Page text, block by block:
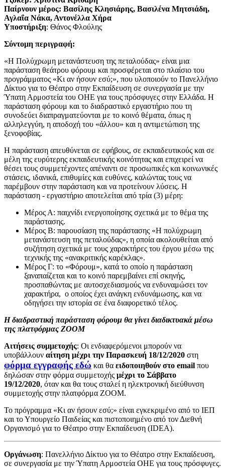
Παίρνουν μέρος: Βασίλης Κλησιάρης, Βασιλένα Μητσιάδη,
Αγλαΐα Νάκα, Αντονέλλα Χήρα
Υποστήριξη: Θάνος Φλούλης
Σύντομη περιγραφή:
«Η Πολύχρωμη μετανάστευση της πεταλούδας» είναι μια
παράσταση θεάτρου φόρουμ και προσφέρεται στο πλαίσιο του
προγράμματος «Κι αν ήσουν εσύ;», που υλοποιούν το Πανελλήνιο
Δίκτυο για το Θέατρο στην Εκπαίδευση σε συνεργασία με την
Ύπατη Αρμοστεία του ΟΗΕ για τους πρόσφυγες στην Ελλάδα. Η
παράσταση φόρουμ και το διαδραστικό εργαστήριο που τη
συνοδεύει διαπραγματεύονται με το κοινό θέματα, όπως η
αλληλεγγύη, η αποδοχή του «άλλου» και η αντιμετώπιση της
ξενοφοβίας. ​
Η παράσταση απευθύνεται σε εφήβους, σε εκπαιδευτικούς και σε
μέλη της ευρύτερης εκπαιδευτικής κοινότητας και επιχειρεί να
θέσει τους συμμετέχοντες απέναντι σε προσωπικές και κοινωνικές
στάσεις, ιδανικά, επιθυμίες και ευθύνες, καλώντας τους να
παρέμβουν στην παράσταση και να προτείνουν λύσεις. Η
παράσταση - εργαστήριο αποτελείται από τρία (3) μέρη:
Μέρος Α: παιχνίδι ενεργοποίησης σχετικά με το θέμα της
παράστασης.
Μέρος Β: παρουσίαση της παράστασης «Η πολύχρωμη
μετανάστευση της πεταλούδας», η οποία ακολουθείται από
συζήτηση σχετικά με τους χαρακτήρες του έργου μέσω της
τεχνικής της «ανακριτικής καρέκλας».
Μέρος Γ: το «Φόρουμ», κατά το οποίο η παράσταση
ξαναπαίζεται και το κοινό παρεμβαίνει επί σκηνής,
προσπαθώντας με αυτοσχεδιασμούς να ενδυναμώσει τον
χαρακτήρα, ο οποίος έχει ανάγκη ενδυνάμωσης, και να
οδηγήσει την ιστορία σε ένα διαφορετικό τέλος.
Η διαδραστική παράσταση φόρουμ θα γίνει διαδικτυακά μέσω
της πλατφόρμας ZOOM
Αιτήσεις συμμετοχής: Οι ενδιαφερόμενοι μπορούν να
υποβάλλουν αίτηση μέχρι την Παρασκευή 18/12/2020 στη
φόρμα εγγραφής εδώ και θα ειδοποιηθούν στο email που
δηλώσαν στην φόρμα συμμετοχής μέχρι το Σάββατο
19/12/2020, όταν και θα τους σταλεί η ηλεκτρονική διεύθυνση
συμμετοχής στην πλατφόρμα ZOOM.
Το πρόγραμμα «Κι αν ήσουν εσύ;» είναι εγκεκριμένο από το ΙΕΠ
και το Υπουργείο Παιδείας και πιστοποιημένο από τον Διεθνή
Οργανισμό για το Θέατρο στην Εκπαίδευση (IDEA).
Οργάνωση: Πανελλήνιο Δίκτυο για το Θέατρο στην Εκπαίδευση,
σε συνεργασία με την Ύπατη Αρμοστεία ΟΗΕ για τους πρόσφυγες.